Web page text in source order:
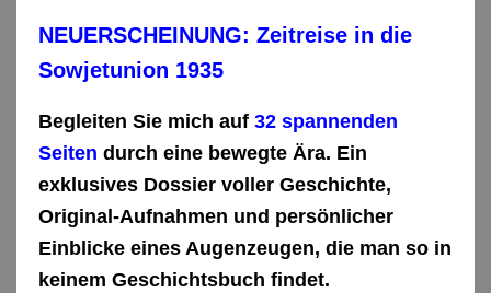
NEUERSCHEINUNG: Zeitreise in die
Sowjetunion 1935
Begleiten Sie mich auf 32 spannenden
Seiten durch eine bewegte Ära. Ein
exklusives Dossier voller Geschichte,
Original-Aufnahmen und persönlicher
Einblicke eines Augenzeugen, die man so in
keinem Geschichtsbuch findet.